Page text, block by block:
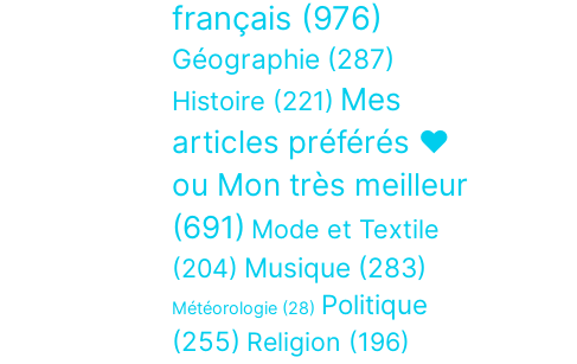
français (976)
Géographie (287)
Histoire (221) Mes
articles préférés ❤
ou Mon très meilleur
(691) Mode et Textile
(204) Musique (283)
Météorologie (28) Politique
(255) Religion (196)